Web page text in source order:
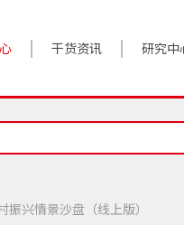
干货资讯
案例实践
对话高管
研究中
BestHR
研究报
振兴情景沙盘（线上版）